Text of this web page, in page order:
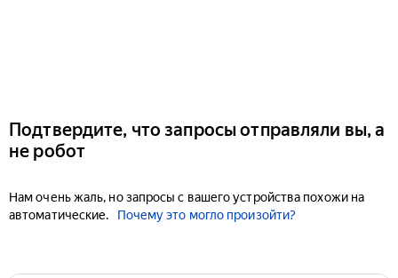
Подтвердите, что запросы отправляли вы, а
не робот
Нам очень жаль, но запросы с вашего устройства похожи на
автоматические.
Почему это могло произойти?